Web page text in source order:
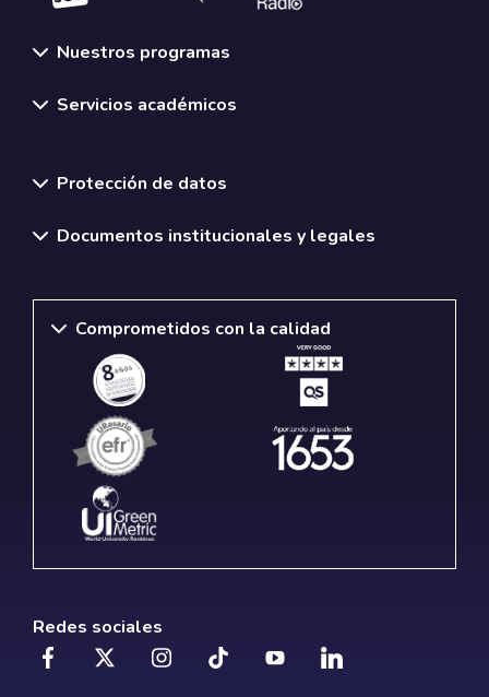
Nuestros programas
Servicios académicos
Protección de datos
Documentos institucionales y legales
Comprometidos con la calidad
Redes sociales